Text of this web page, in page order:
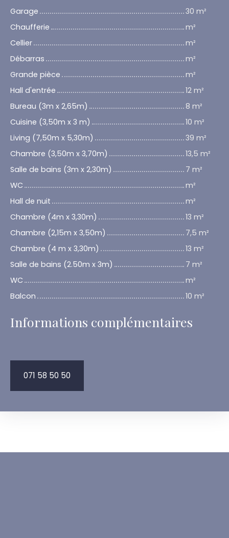
Garage
30 m²
Chaufferie
m²
Cellier
m²
Débarras
m²
Grande pièce
m²
Hall d'entrée
12 m²
Bureau (3m x 2,65m)
8 m²
Cuisine (3,50m x 3 m)
10 m²
Living (7,50m x 5,30m)
39 m²
Chambre (3,50m x 3,70m)
13,5 m²
Salle de bains (3m x 2,30m)
7 m²
WC
m²
Hall de nuit
m²
Chambre (4m x 3,30m)
13 m²
Chambre (2,15m x 3,50m)
7,5 m²
Chambre (4 m x 3,30m)
13 m²
Salle de bains (2.50m x 3m)
7 m²
WC
m²
Balcon
10 m²
Informations complémentaires
071 58 50 50